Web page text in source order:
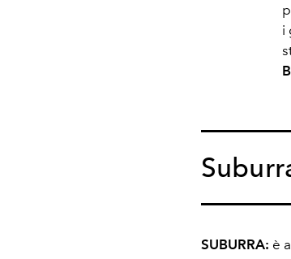
i
SUBURRA: è